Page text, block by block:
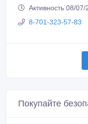
Активность 08/07/
8-701-323-57-83
Покупайте